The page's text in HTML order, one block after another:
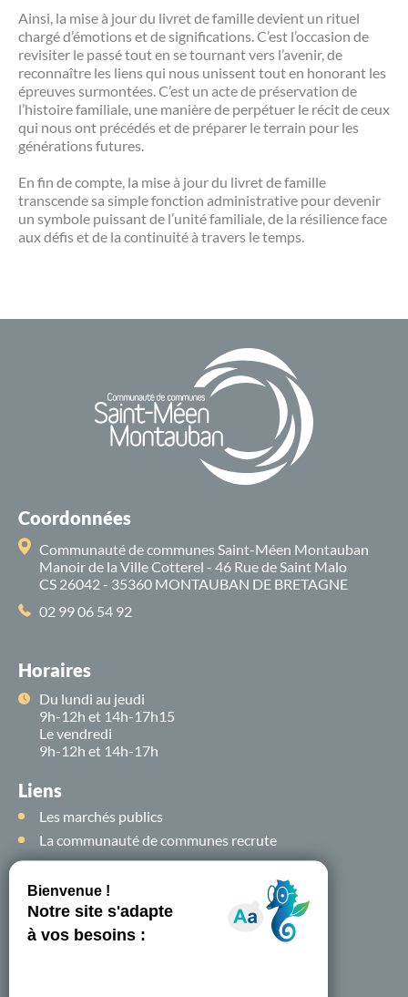
Ainsi, la mise à jour du livret de famille devient un rituel
chargé d’émotions et de significations. C’est l’occasion de
revisiter le passé tout en se tournant vers l’avenir, de
reconnaître les liens qui nous unissent tout en honorant les
épreuves surmontées. C’est un acte de préservation de
l’histoire familiale, une manière de perpétuer le récit de ceux
qui nous ont précédés et de préparer le terrain pour les
générations futures.
En fin de compte, la mise à jour du livret de famille
transcende sa simple fonction administrative pour devenir
un symbole puissant de l’unité familiale, de la résilience face
aux défis et de la continuité à travers le temps.
Coordonnées
Communauté de communes Saint-Méen Montauban
Manoir de la Ville Cotterel - 46 Rue de Saint Malo
CS 26042 - 35360 MONTAUBAN DE BRETAGNE
02 99 06 54 92
Horaires
Du lundi au jeudi
9h-12h et 14h-17h15
Le vendredi
9h-12h et 14h-17h
Liens
Les marchés publics
La communauté de communes recrute
Suivez-nous sur
les
réseaux sociaux !